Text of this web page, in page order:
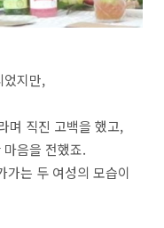
었지만,
며 직진 고백을 했고,
음을 전했죠.
가는 두 여성의 모습이